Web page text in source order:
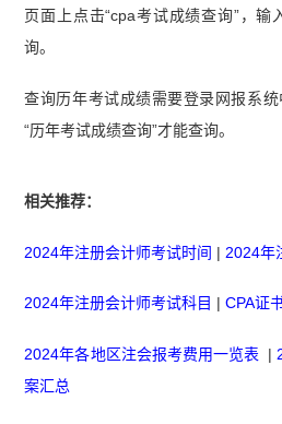
页面上点击“cpa考试成绩查询”，输
询。
查询历年考试成绩需要登录网报系
“历年考试成绩查询”才能查询。
相关推荐：
2024年注册会计师考试时间 | 2024年
2024年注册会计师考试科目 |CPA证
2024年各地区注会报考费用一览表 |
案汇总